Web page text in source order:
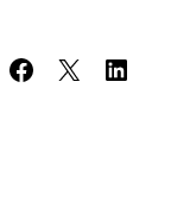
Partager surPartager sur X